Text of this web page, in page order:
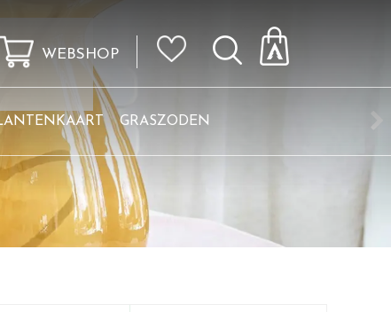
WEBSHOP
GRASZODEN